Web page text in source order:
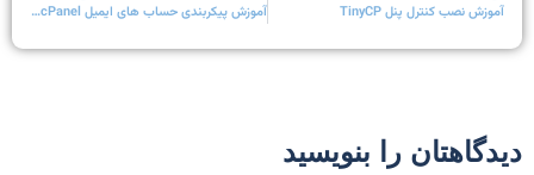
آموزش نصب کنترل پنل TinyCP آموزش پیکربندی حساب های ایمیل cPanel در Mozilla Thunderbird
را بنویسید